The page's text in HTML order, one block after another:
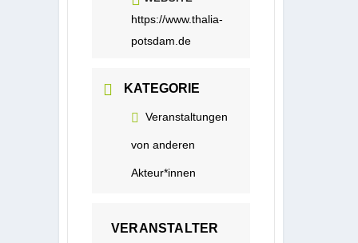
https://www.thalia-
potsdam.de
KATEGORIE
Veranstaltungen
von anderen
Akteur*innen
VERANSTALTER